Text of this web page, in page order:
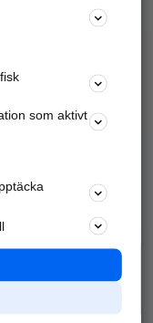
företaget
annonsera mot
nära dig.
sökningar
som aktivt